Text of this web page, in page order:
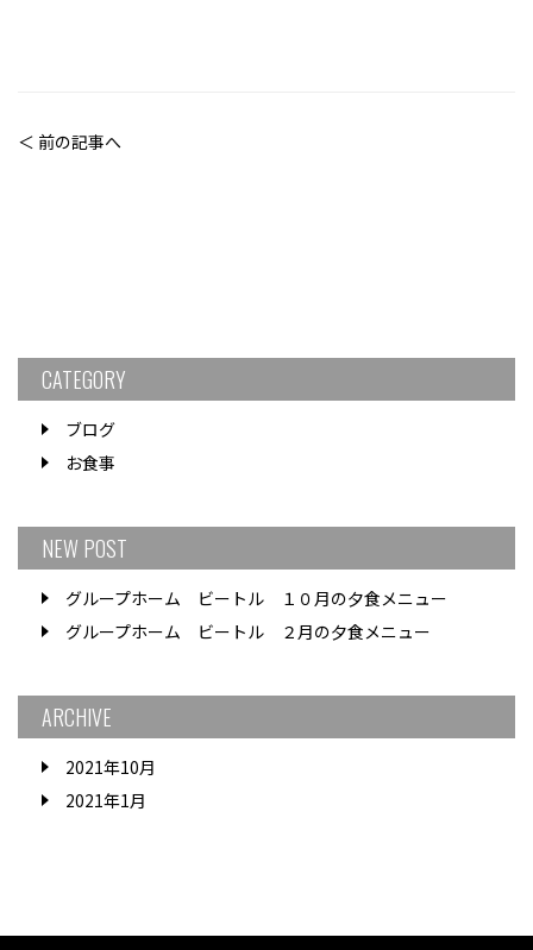
＜ 前の記事へ
CATEGORY
ブログ
お食事
NEW POST
グループホーム ビートル １０月の夕食メニュー
グループホーム ビートル ２月の夕食メニュー
ARCHIVE
2021年10月
2021年1月